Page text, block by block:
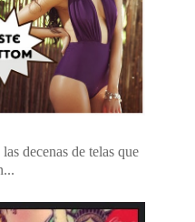
decenas de telas que